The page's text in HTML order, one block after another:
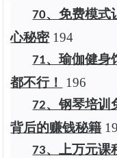
70、免费模式
心秘密 194
71、瑜伽健身
都不行！
196
72、钢琴培训
背后的赚钱秘籍 1
73、上万元课